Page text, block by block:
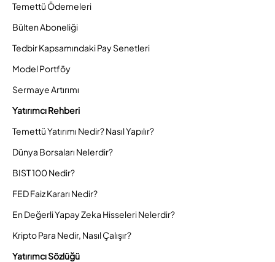
Temettü Ödemeleri
Bülten Aboneliği
Tedbir Kapsamındaki Pay Senetleri
Model Portföy
Sermaye Artırımı
Yatırımcı Rehberi
Temettü Yatırımı Nedir? Nasıl Yapılır?
Dünya Borsaları Nelerdir?
BIST 100 Nedir?
FED Faiz Kararı Nedir?
En Değerli Yapay Zeka Hisseleri Nelerdir?
Kripto Para Nedir, Nasıl Çalışır?
Yatırımcı Sözlüğü